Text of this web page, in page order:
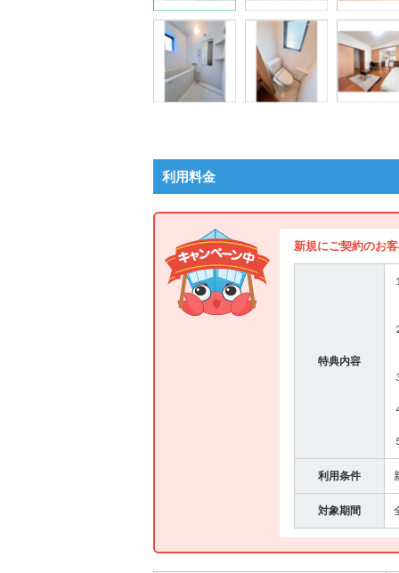
利用料金
新規にご契約のお
特典内容
利用条件
対象期間